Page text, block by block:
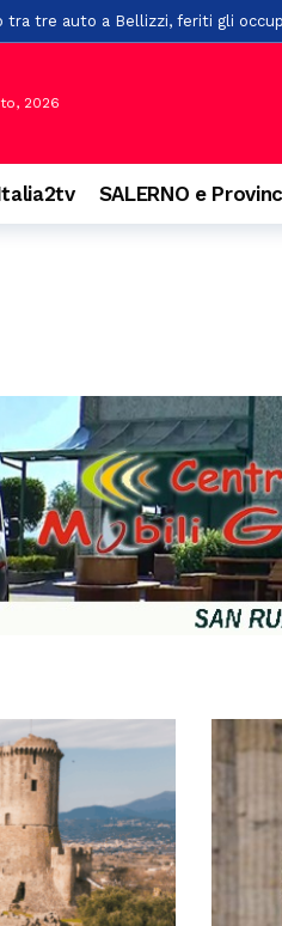
tra tre auto a Bellizzi, feriti gli
Polla: bambino in bici investito da
sistema fraduolento per la
trovato nel cortile di un palazzo
con successo l’ XI edizione del
2026
SALERNO e